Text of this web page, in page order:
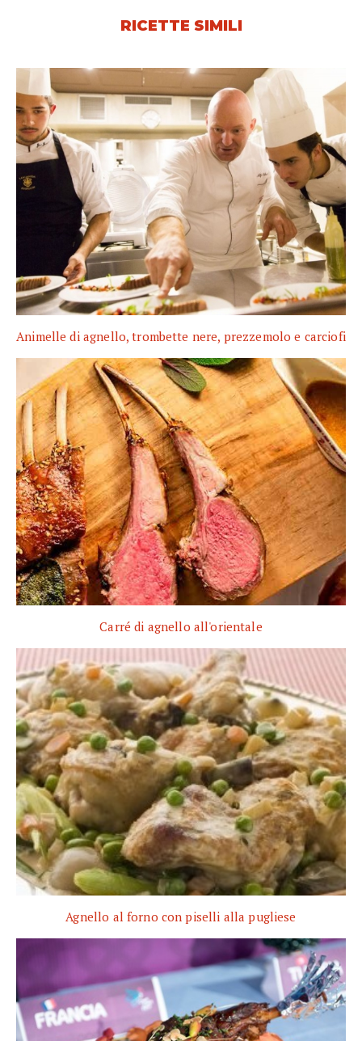
RICETTE SIMILI
Animelle di agnello, trombette nere, prezzemolo e carciofi
Carré di agnello all'orientale
Agnello al forno con piselli alla pugliese